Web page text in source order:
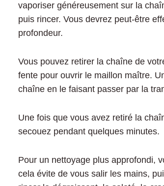
vaporiser généreusement sur la
puis rincer. Vous devrez peut-être
profondeur.
Vous pouvez retirer la chaîne de
fente pour ouvrir le maillon maître.
chaîne en le faisant passer par la
Une fois que vous avez retiré la
secouez pendant quelques minutes.
Pour un nettoyage plus approfondi,
cela évite de vous salir les mains,